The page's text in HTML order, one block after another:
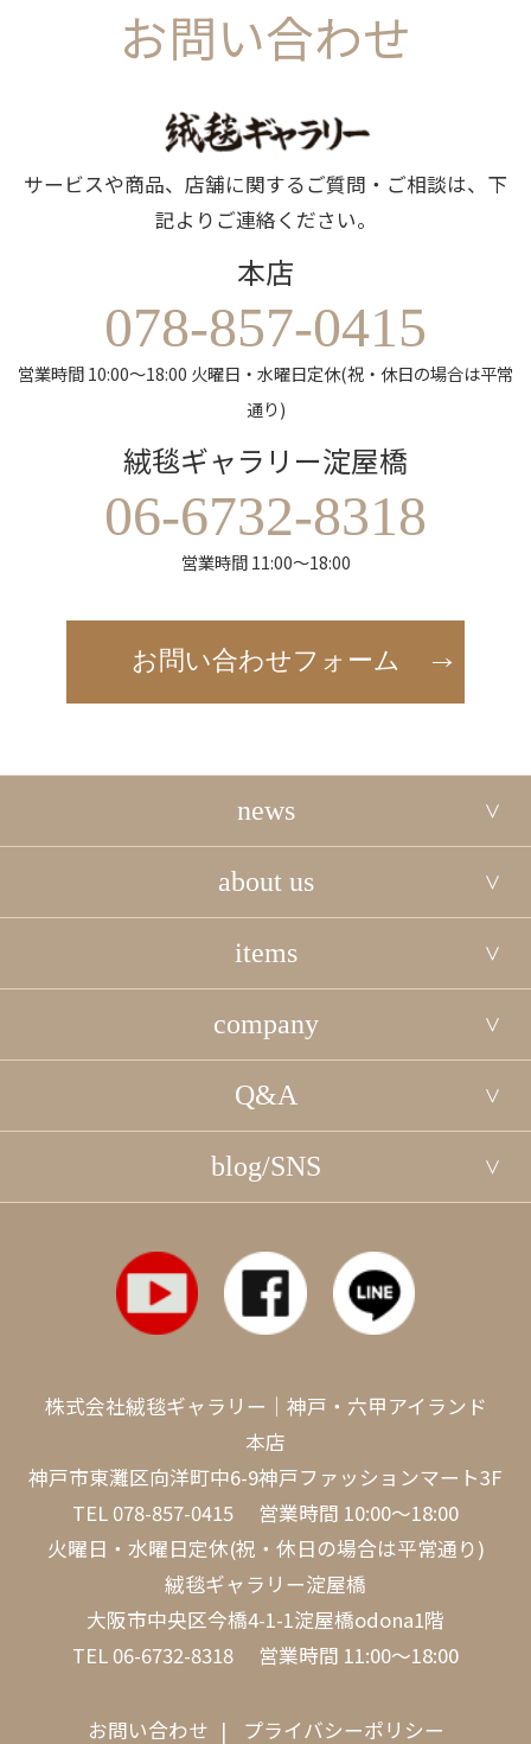
お問い合わせ
サービスや商品、店舗に関するご質問・ご相談は、下
記よりご連絡ください。
本店
078-857-0415
営業時間 10:00～18:00 火曜日・水曜日定休(祝・休日の場合は平常
通り)
絨毯ギャラリー淀屋橋
06-6732-8318
営業時間 11:00～18:00
お問い合わせフォーム
news
about us
items
company
Q&A
blog/SNS
株式会社絨毯ギャラリー｜神戸・六甲アイランド
本店
神戸市東灘区向洋町中6-9神戸ファッションマート3F
TEL 078-857-0415 営業時間 10:00～18:00
火曜日・水曜日定休(祝・休日の場合は平常通り)
絨毯ギャラリー淀屋橋
大阪市中央区今橋4-1-1淀屋橋odona1階
TEL 06-6732-8318 営業時間 11:00～18:00
お問い合わせ プライバシーポリシー